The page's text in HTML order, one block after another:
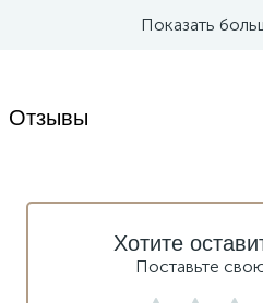
Показать
Отзывы
Хотите
Поставьте